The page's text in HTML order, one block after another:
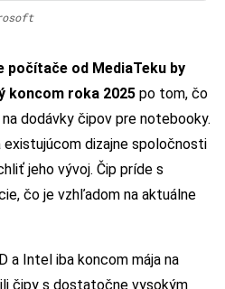
počítače od MediaTeku by
koncom roka 2025 po tom, čo
dodávky čipov pre notebooky.
dizajne spoločnosti
jeho vývoj. Čip príde s
čo je vzhľadom na aktuálne
a Intel iba koncom mája na
čipy s dostatočne vysokým